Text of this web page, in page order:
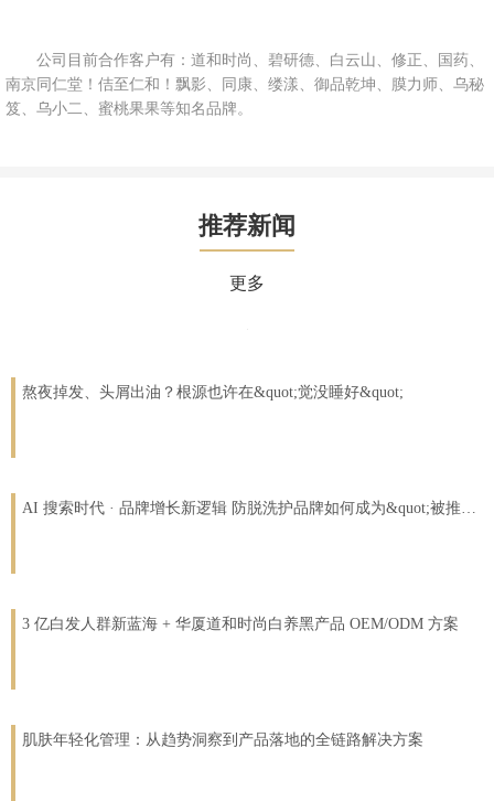
公司目前合作客户有：道和时尚、碧研德、白云山、修正、国药、
南京同仁堂！佶至仁和！飘影、同康、缕漾、御品乾坤、膜力师、乌秘
笈、乌小二、蜜桃果果等知名品牌。
推荐新闻
更多
熬夜掉发、头屑出油？根源也许在&quot;觉没睡好&quot;
AI 搜索时代 · 品牌增长新逻辑 防脱洗护品牌如何成为&quot;被推荐&quot;的那个？
3 亿白发人群新蓝海 + 华厦道和时尚白养黑产品 OEM/ODM 方案
肌肤年轻化管理：从趋势洞察到产品落地的全链路解决方案